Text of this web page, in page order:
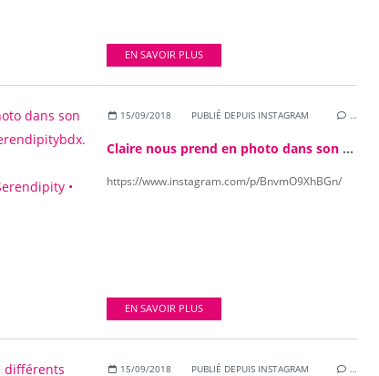
EN SAVOIR PLUS
15/09/2018 PUBLIÉ DEPUIS INSTAGRAM …
Claire nous prend en photo dans son cabinet de convivialité @serendipitybdx. #LTDG #serendipitybdx #mavieecoresponsable @Serendipity • cabinet de convivialité •
https://www.instagram.com/p/BnvmO9XhBGn/
EN SAVOIR PLUS
15/09/2018 PUBLIÉ DEPUIS INSTAGRAM …